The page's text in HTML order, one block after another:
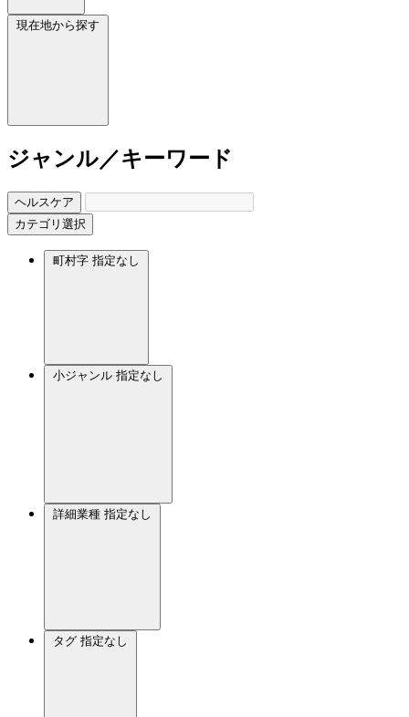
現在地から探す
ジャンル／キーワード
ヘルスケア
カテゴリ選択
町村字 指定なし
小ジャンル 指定なし
詳細業種 指定なし
タグ 指定なし